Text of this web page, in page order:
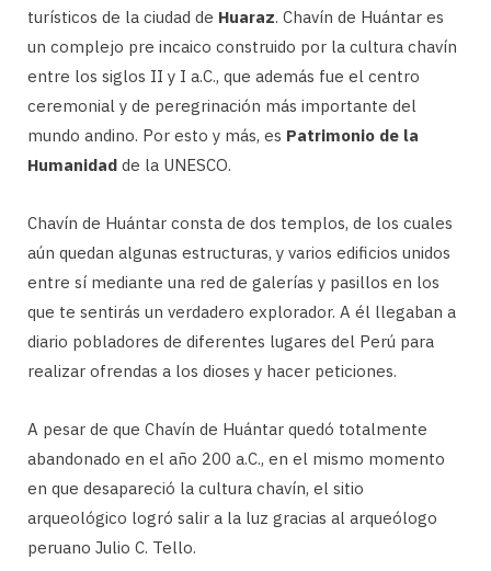
turísticos de la ciudad de Huaraz. Chavín de Huántar es
un complejo pre incaico construido por la cultura chavín
entre los siglos II y I a.C., que además fue el centro
ceremonial y de peregrinación más importante del
mundo andino. Por esto y más, es Patrimonio de la
Humanidad de la UNESCO.
Chavín de Huántar consta de dos templos, de los cuales
aún quedan algunas estructuras, y varios edificios unidos
entre sí mediante una red de galerías y pasillos en los
que te sentirás un verdadero explorador. A él llegaban a
diario pobladores de diferentes lugares del Perú para
realizar ofrendas a los dioses y hacer peticiones.
A pesar de que Chavín de Huántar quedó totalmente
abandonado en el año 200 a.C., en el mismo momento
en que desapareció la cultura chavín, el sitio
arqueológico logró salir a la luz gracias al arqueólogo
peruano Julio C. Tello.